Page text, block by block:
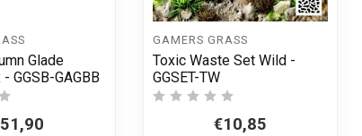
Glade
GGSB-GAGBB
GAMERS GRASS
Toxic Waste Set Wild -
GGSET-TW
€10,85